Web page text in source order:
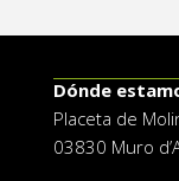
Dónde
Placeta de
03830 Muro